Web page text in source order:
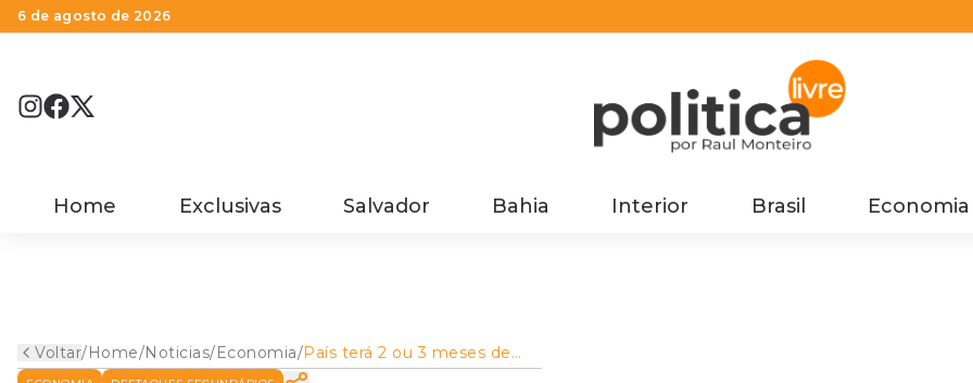
6 de agosto de 2026
Home Exclusivas Salvador Bahia Interior Brasil Economia
Voltar/Home/Noticias/Economia/País terá 2 ou 3 meses de
deflação e IPCA fechará 2022